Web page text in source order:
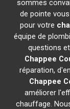
sommes
de pointe
pour votre
équipe de
questions
Chappee
réparation,
Chappee
améliorer
chauffage.